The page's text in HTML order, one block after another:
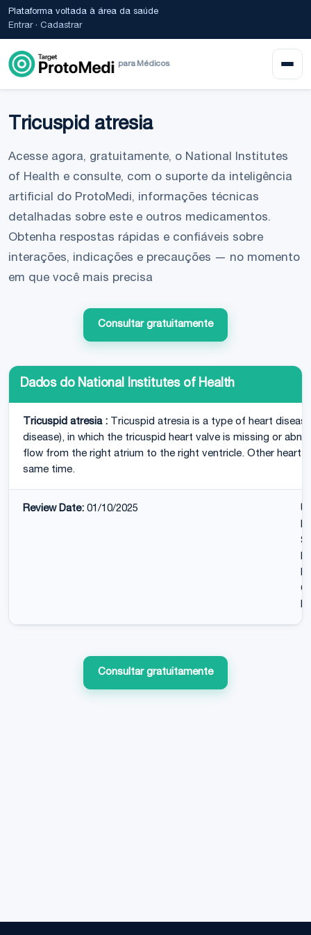
Plataforma voltada à área da saúde
Entrar· Cadastrar
para Médicos
Tricuspid atresia
Acesse agora, gratuitamente, o National Institutes
of Health e consulte, com o suporte da inteligência
artificial do ProtoMedi, informações técnicas
detalhadas sobre este e outros medicamentos.
Obtenha respostas rápidas e confiáveis sobre
interações, indicações e precauções — no momento
em que você mais precisa
Consultar gratuitamente
Dados do National Institutes of Health
Tricuspid atresia : Tricuspid atresia is a type of heart
disease), in which the tricuspid heart valve is missing or
flow from the right atrium to the right ventricle. Other heart
same time.
Review Date: 01/10/2025
Consultar gratuitamente